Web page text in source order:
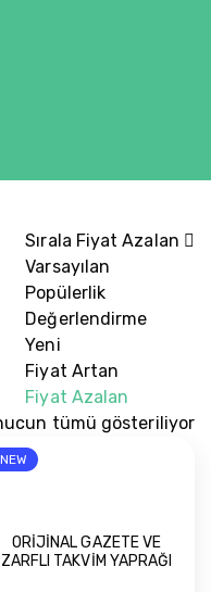
Sırala Fiyat Azalan
Varsayılan
Popülerlik
Değerlendirme
Yeni
Fiyat Artan
Fiyat Azalan
tümü gösteriliyor
NEW
ORİJİNAL GAZETE VE
ZARFLI TAKVİM YAPRAĞI